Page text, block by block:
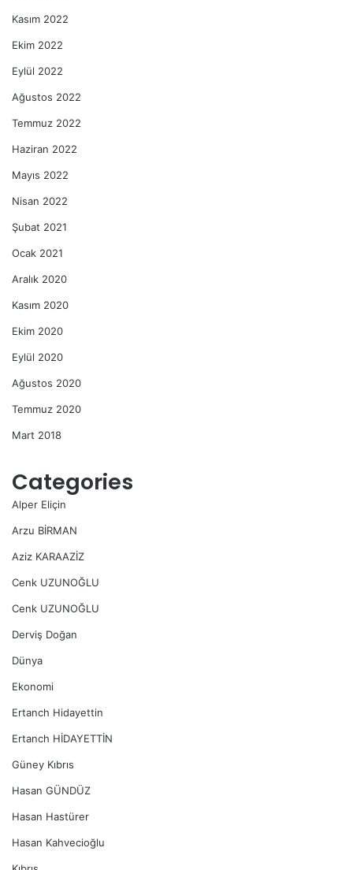
Kasım 2022
Ekim 2022
Eylül 2022
Ağustos 2022
Temmuz 2022
Haziran 2022
Mayıs 2022
Nisan 2022
Şubat 2021
Ocak 2021
Aralık 2020
Kasım 2020
Ekim 2020
Eylül 2020
Ağustos 2020
Temmuz 2020
Mart 2018
Categories
Alper Eliçin
Arzu BİRMAN
Aziz KARAAZİZ
Cenk UZUNOĞLU
Cenk UZUNOĞLU
Derviş Doğan
Dünya
Ekonomi
Ertanch Hidayettin
Ertanch HİDAYETTİN
Güney Kıbrıs
Hasan GÜNDÜZ
Hasan Hastürer
Hasan Kahvecioğlu